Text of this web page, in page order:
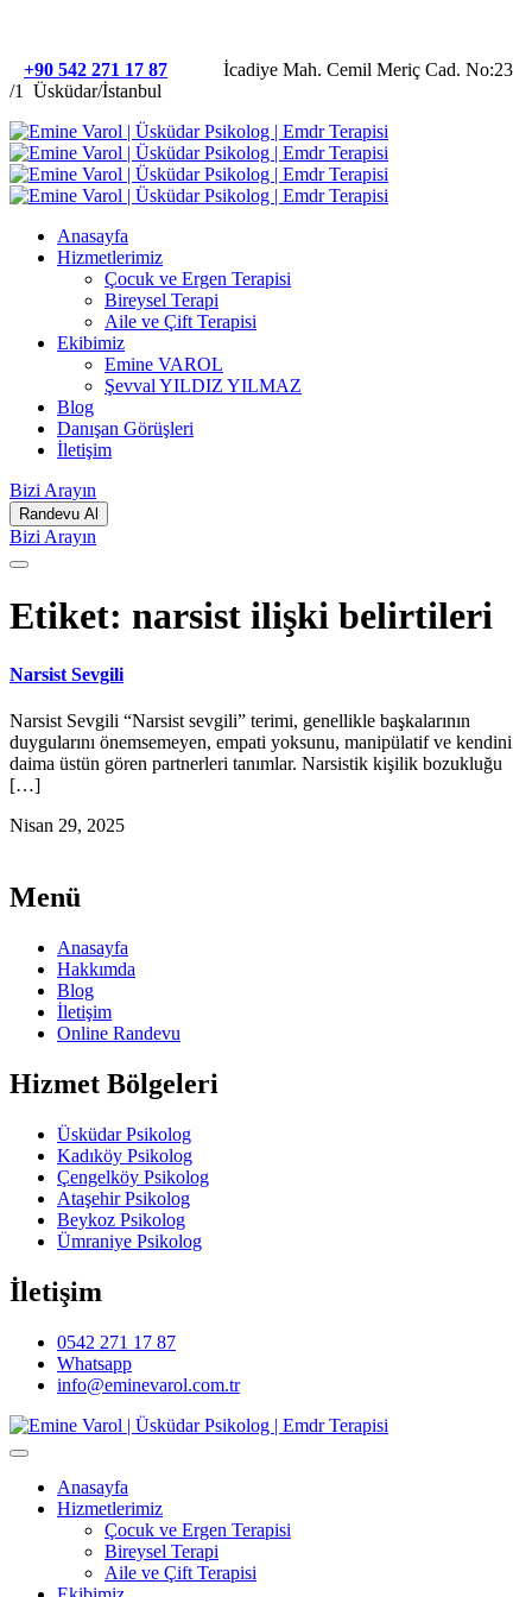
+90 542 271 17 87
İcadiye Mah. Cemil Meriç Cad. No:23
/1 Üsküdar/İstanbul
Anasayfa
Hizmetlerimiz
Çocuk ve Ergen Terapisi
Bireysel Terapi
Aile ve Çift Terapisi
Ekibimiz
Emine VAROL
Şevval YILDIZ YILMAZ
Blog
Danışan Görüşleri
İletişim
Bizi Arayın
Randevu Al
Bizi Arayın
Etiket: narsist ilişki belirtileri
Narsist Sevgili
Narsist Sevgili “Narsist sevgili” terimi, genellikle başkalarının
duygularını önemsemeyen, empati yoksunu, manipülatif ve kendini
daima üstün gören partnerleri tanımlar. Narsistik kişilik bozukluğu
[…]
Nisan 29, 2025
Menü
Anasayfa
Hakkımda
Blog
İletişim
Online Randevu
Hizmet Bölgeleri
Üsküdar Psikolog
Kadıköy Psikolog
Çengelköy Psikolog
Ataşehir Psikolog
Beykoz Psikolog
Ümraniye Psikolog
İletişim
0542 271 17 87
Whatsapp
info@eminevarol.com.tr
Anasayfa
Hizmetlerimiz
Çocuk ve Ergen Terapisi
Bireysel Terapi
Aile ve Çift Terapisi